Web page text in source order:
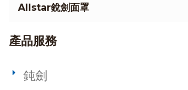
Allstar銳劍面罩
產品服務
鈍劍